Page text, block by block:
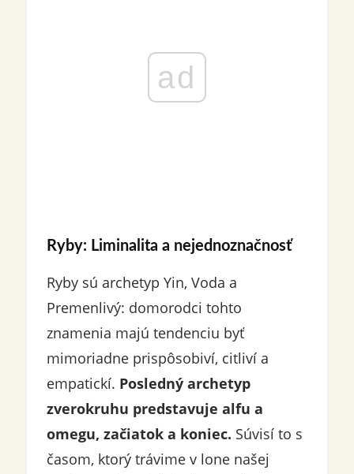
ad
Ryby: Liminalita a nejednoznačnosť
Ryby sú archetyp Yin, Voda a
Premenlivý: domorodci tohto
znamenia majú tendenciu byť
mimoriadne prispôsobiví, citliví a
empatickí. Posledný archetyp
zverokruhu predstavuje alfu a
omegu, začiatok a koniec. Súvisí to s
časom, ktorý trávime v lone našej